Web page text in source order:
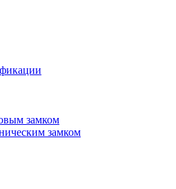
замком
замком